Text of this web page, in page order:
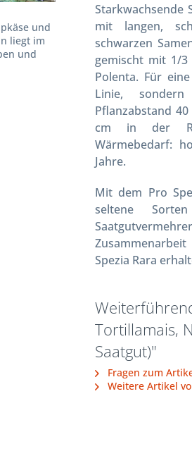
und
liegt im
und
Starkwachsende
mit langen,
schwarzen
gemischt mit 1/
Polenta. Für
Linie,
Pflanzabstand
cm in der
Wärmebedarf:
Jahre.
Mit dem Pro
seltene
Spezia Rara
Tortillamais,
Saatgut)"
Fragen zum
Weitere Artikel